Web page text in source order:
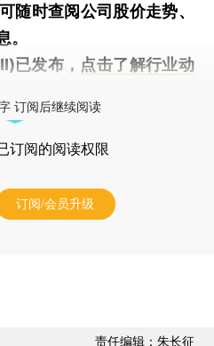
可随时查阅公司股价走势、
。
已发布， 点击了解行业动
订阅后继续阅读
订阅的阅读权限
订阅/会员升级
责任编辑：朱长征